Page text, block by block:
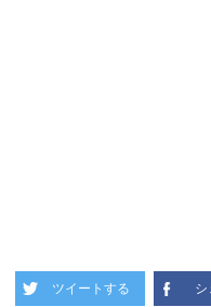
ツイートする シ